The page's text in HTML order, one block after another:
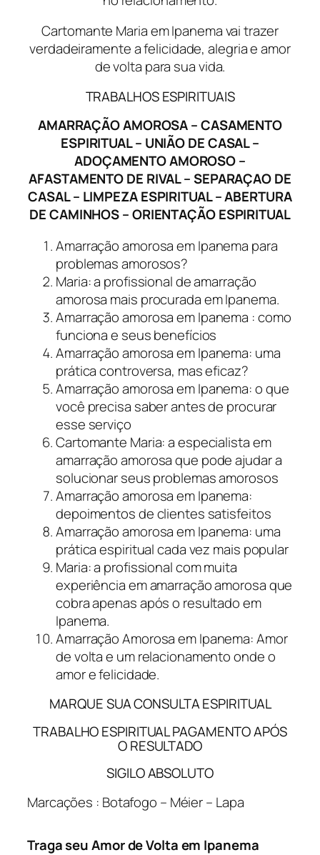
Cartomante Maria em Ipanema vai trazer
verdadeiramente a felicidade, alegria e amor
de volta para sua vida.
TRABALHOS ESPIRITUAIS
AMARRAÇÃO AMOROSA – CASAMENTO
ESPIRITUAL – UNIÃO DE CASAL –
ADOÇAMENTO AMOROSO –
AFASTAMENTO DE RIVAL – SEPARAÇAO DE
CASAL – LIMPEZA ESPIRITUAL – ABERTURA
DE CAMINHOS – ORIENTAÇÃO ESPIRITUAL
Amarração amorosa em Ipanema para
problemas amorosos?
Maria: a profissional de amarração
amorosa mais procurada em Ipanema.
Amarração amorosa em Ipanema : como
funciona e seus benefícios
Amarração amorosa em Ipanema: uma
prática controversa, mas eficaz?
Amarração amorosa em Ipanema: o que
você precisa saber antes de procurar
esse serviço
Cartomante Maria: a especialista em
amarração amorosa que pode ajudar a
solucionar seus problemas amorosos
Amarração amorosa em Ipanema:
depoimentos de clientes satisfeitos
Amarração amorosa em Ipanema: uma
prática espiritual cada vez mais popular
Maria: a profissional com muita
experiência em amarração amorosa que
cobra apenas após o resultado em
Ipanema.
Amarração Amorosa em Ipanema: Amor
de volta e um relacionamento onde o
amor e felicidade.
MARQUE SUA CONSULTA ESPIRITUAL
TRABALHO ESPIRITUAL PAGAMENTO APÓS
O RESULTADO
SIGILO ABSOLUTO
Marcações : Botafogo – Méier – Lapa
Traga seu Amor de Volta em Ipanema